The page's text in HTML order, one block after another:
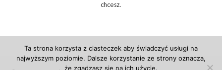
chcesz.
Ta strona korzysta z ciasteczek aby świadczyć usługi na
najwyższym poziomie. Dalsze korzystanie ze strony oznacza,
że zgadzasz się na ich użycie.